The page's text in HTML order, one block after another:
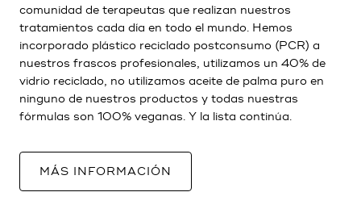
comunidad de terapeutas que realizan nuestros
tratamientos cada día en todo el mundo. Hemos
incorporado plástico reciclado postconsumo (PCR) a
nuestros frascos profesionales, utilizamos un 40% de
vidrio reciclado, no utilizamos aceite de palma puro en
ninguno de nuestros productos y todas nuestras
fórmulas son 100% veganas. Y la lista continúa.
MÁS INFORMACIÓN